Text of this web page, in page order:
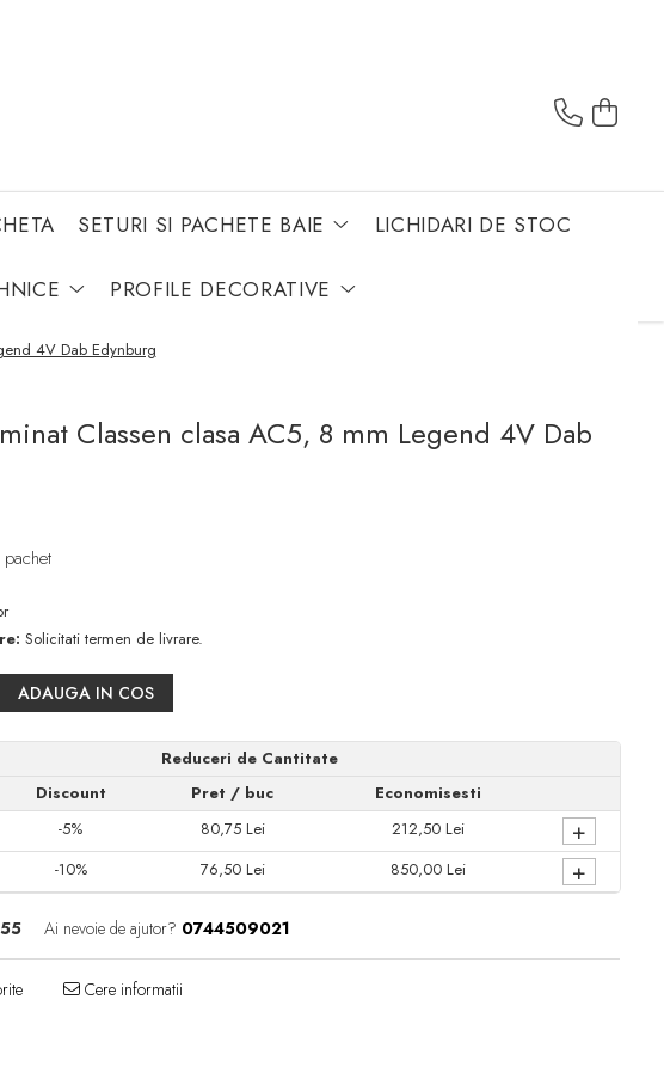
SETURI SI PACHETE BAIE LICHIDARI DE STOC
PROFILE DECORATIVE
4V Dab Edynburg
Classen clasa AC5, 8 mm Legend 4V Dab
Solicitati termen de livrare.
ADAUGA IN COS
Reduceri de Cantitate
Discount Pret / buc
Economisesti
-5% 80,75 Lei 212,50 Lei +
-10% 76,50 Lei 850,00 Lei +
Ai nevoie de ajutor? 0744509021
Cere informatii